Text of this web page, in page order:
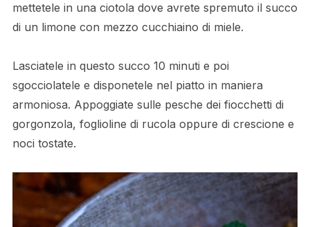
mettetele in una ciotola dove avrete spremuto il succo
di un limone con mezzo cucchiaino di miele.
Lasciatele in questo succo 10 minuti e poi
sgocciolatele e disponetele nel piatto in maniera
armoniosa. Appoggiate sulle pesche dei fiocchetti di
gorgonzola, foglioline di rucola oppure di crescione e
noci tostate.